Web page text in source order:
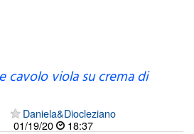
cavolo viola su crema di
Daniela&Diocleziano
01/19/20
18:37